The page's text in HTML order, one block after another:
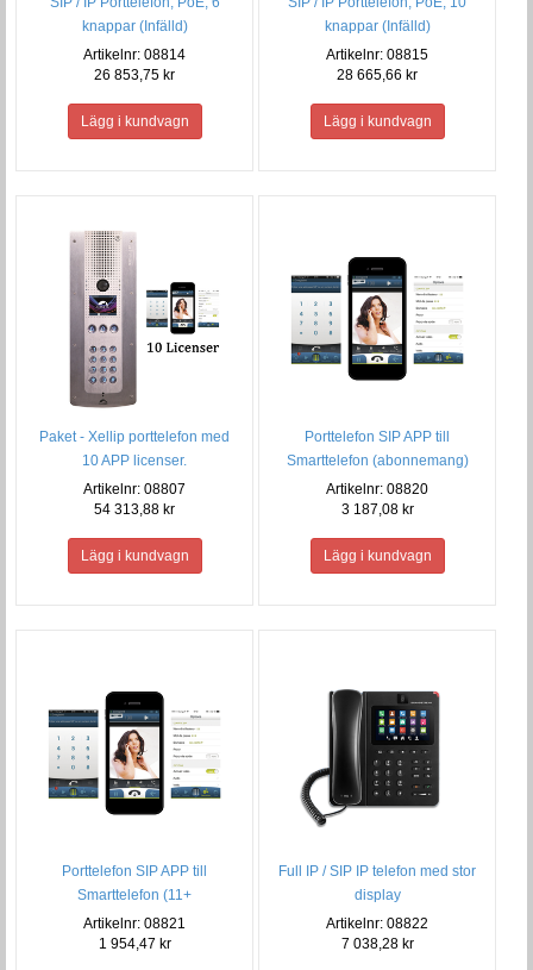
knappar (Infälld)
Artikelnr: 08814
26 853,75 kr
knappar (Infälld)
Artikelnr: 08815
28 665,66 kr
Paket - Xellip porttelefon med
10 APP licenser.
Artikelnr: 08807
54 313,88 kr
Porttelefon SIP APP till
Smarttelefon (abonnemang)
Artikelnr: 08820
3 187,08 kr
Porttelefon SIP APP till
Smarttelefon (11+
abonnemang)
Artikelnr: 08821
1 954,47 kr
Full IP / SIP IP telefon med stor
display
Artikelnr: 08822
7 038,28 kr